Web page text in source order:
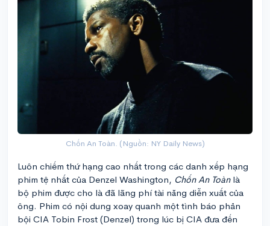
Chốn An Toàn. (Nguồn: NY Daily News)
Luôn chiếm thứ hạng cao nhất trong các danh xếp hạng
phim tệ nhất của Denzel Washington, Chốn An Toàn là
bộ phim được cho là đã lãng phí tài năng diễn xuất của
ông. Phim có nội dung xoay quanh một tình báo phản
bội CIA Tobin Frost (Denzel) trong lúc bị CIA đưa đến